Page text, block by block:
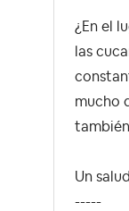
¿En el
las
mucho
Un
-----